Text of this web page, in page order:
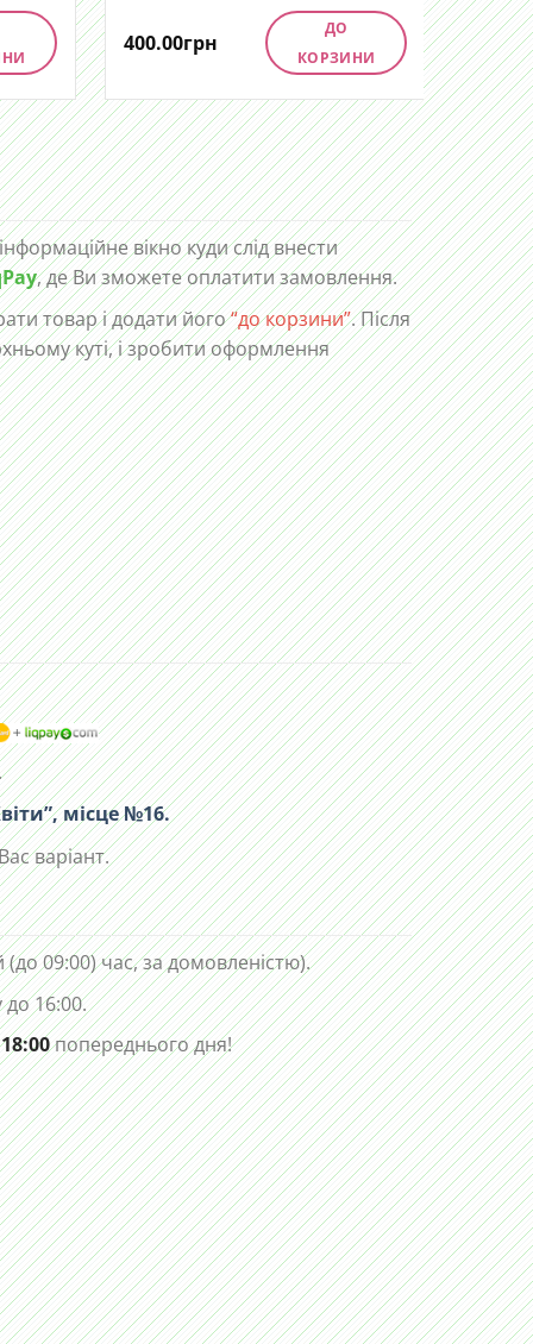
400.00грн
ДО
КОРЗИНИ
400.00
вікно куди слід внести
, де Ви зможете оплатити замовлення.
товар і додати його“до корзини”. Після
куті, і зробити оформлення
місце №16.
варіант.
(до 09:00) час, за домовленістю).
16:00.
попереднього дня!